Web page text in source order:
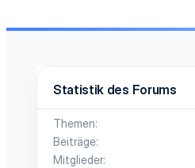
Statistik des Forums
Themen
Beiträge
Mitglieder